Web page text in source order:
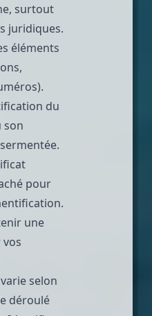
surtout
juridiques.
éléments
du
son
pour
une
selon
déroulé